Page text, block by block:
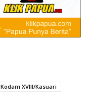
Kodam XVIII/Kasuari